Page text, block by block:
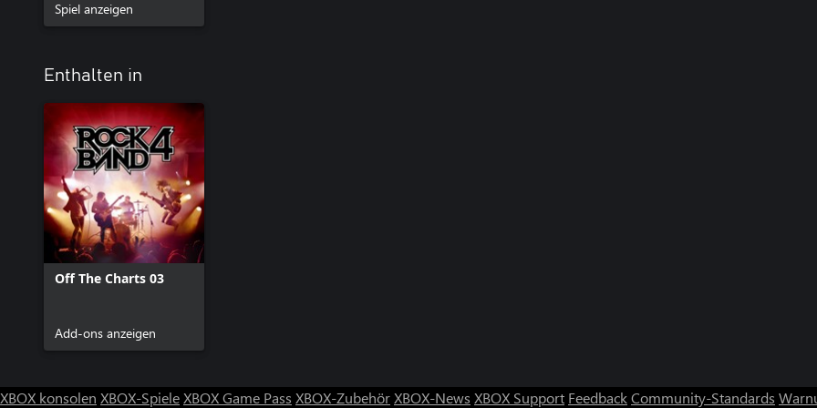
Spiel anzeigen
Enthalten in
Off The Charts 03
Add-ons anzeigen
XBOX konsolen XBOX-SpieleXBOX Game Pass XBOX-ZubehörXBOX-News XBOX Support FeedbackCommunity-Standards